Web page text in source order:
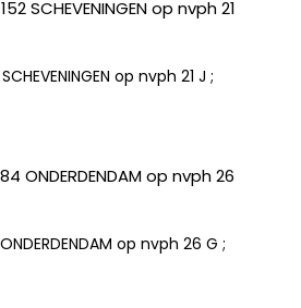
op nvph 21 J ;
op nvph 26 G ;